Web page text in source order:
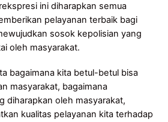
ini diharapkan semua
pelayanan terbaik bagi
sosok kepolisian yang
oleh masyarakat.
bagaimana kita betul-betul bisa
masyarakat, bagaimana
diharapkan oleh masyarakat,
kualitas pelayanan kita terhadap